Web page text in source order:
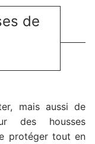
de
mais aussi de
des housses
protéger tout en